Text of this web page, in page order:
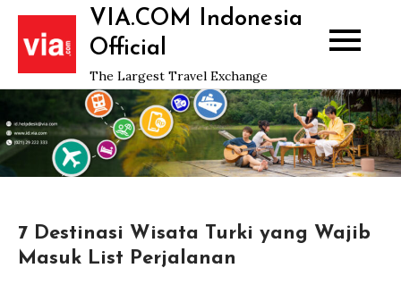
Skip
content
VIA.COM Indonesia
Official
The Largest Travel Exchange
7 Destinasi Wisata Turki yang Wajib
Masuk List Perjalanan